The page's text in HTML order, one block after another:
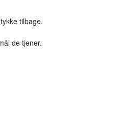
tilbage.
de tjener.TILBUD & STUFF